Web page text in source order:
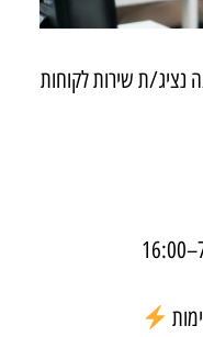
נציג/ת שירות לקוחות